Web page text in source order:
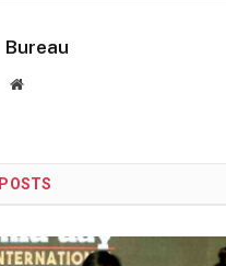
Bureau
Website
POSTS